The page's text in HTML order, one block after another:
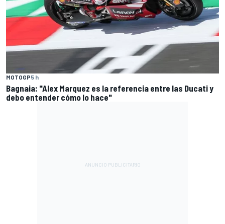
MOTOGP5 h
Bagnaia: "Alex Marquez es la referencia entre las Ducati y
debo entender cómo lo hace"